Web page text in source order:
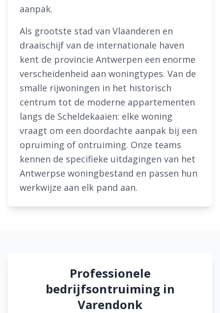
aanpak.
Als grootste stad van Vlaanderen en
draaischijf van de internationale haven
kent de provincie Antwerpen een enorme
verscheidenheid aan woningtypes. Van de
smalle rijwoningen in het historisch
centrum tot de moderne appartementen
langs de Scheldekaaien: elke woning
vraagt om een doordachte aanpak bij een
opruiming of ontruiming. Onze teams
kennen de specifieke uitdagingen van het
Antwerpse woningbestand en passen hun
werkwijze aan elk pand aan.
Professionele
bedrijfsontruiming in
Varendonk